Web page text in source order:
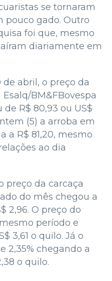
se tornaram
pouco gado. Outro
foi que, mesmo
diariamente em
de abril, o preço da
BM&FBovespa
de R$ 80,93 ou US$
(5) a arroba em
a R$ 81,20, mesmo
ao dia
preço da carcaça
do mês chegou a
2,96. O preço do
período e
3,61 o quilo. Já o
2,35% chegando a
2,38 o quilo.